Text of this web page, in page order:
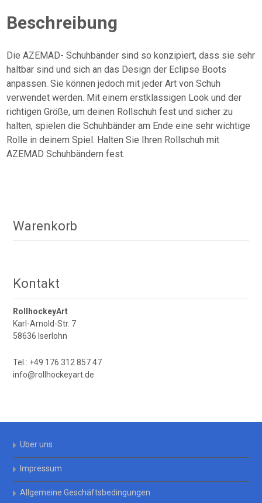
Beschreibung
Die AZEMAD- Schuhbänder sind so konzipiert, dass sie sehr
haltbar sind und sich an das Design der Eclipse Boots
anpassen. Sie können jedoch mit jeder Art von Schuh
verwendet werden. Mit einem erstklassigen Look und der
richtigen Größe, um deinen Rollschuh fest und sicher zu
halten, spielen die Schuhbänder am Ende eine sehr wichtige
Rolle in deinem Spiel. Halten Sie Ihren Rollschuh mit
AZEMAD Schuhbändern fest.
Warenkorb
Kontakt
RollhockeyArt
Karl-Arnold-Str. 7
58636 Iserlohn
Tel.: +49 176 312 857 47
info@rollhockeyart.de
Über uns
Impressum
Allgemeine Geschäftsbedingungen